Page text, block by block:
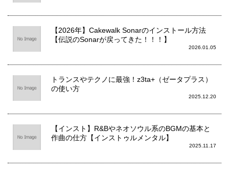
【2026年】Cakewalk Sonarのインストール方法
【伝説のSonarが戻ってきた！！！】
2026.01.05
トランスやテクノに最強！z3ta+（ゼータプラス）
の使い方
2025.12.20
【インスト】R&Bやネオソウル系のBGMの基本と
作曲の仕方【インストゥルメンタル】
2025.11.17